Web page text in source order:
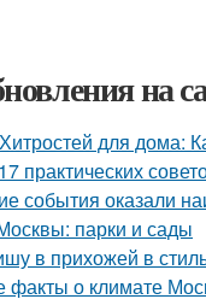
на
для дома:
практических
события оказали
парки и сады
в прихожей в
факты о климате